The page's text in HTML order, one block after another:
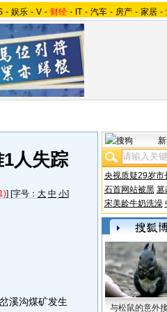
- 娱乐 - V - 财经 - IT - 汽车 - 房产 - 家居 -
人失踪
] [字号： 大 中 小]
溪沟煤矿发生
央视质疑29岁市
石首网站被黑 篡
宋美龄牛奶洗澡
与松鼠的意外